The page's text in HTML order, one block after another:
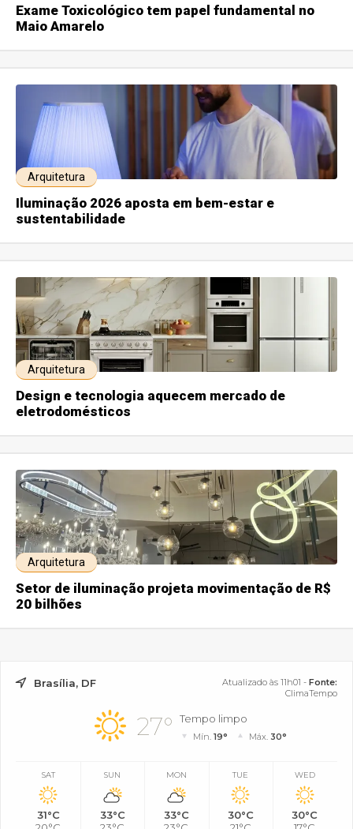
Exame Toxicológico tem papel fundamental no
Maio Amarelo
Arquitetura
Iluminação 2026 aposta em bem-estar e
sustentabilidade
Arquitetura
Design e tecnologia aquecem mercado de
eletrodomésticos
Arquitetura
Setor de iluminação projeta movimentação de R$
20 bilhões
Brasília, DF Atualizado às 11h01 - Fonte:
ClimaTempo
27° Tempo limpo
Mín.19° Máx. 30°
SAT
31°C
SUN
33°C
MON
33°C
TUE
30°C
WED
30°C